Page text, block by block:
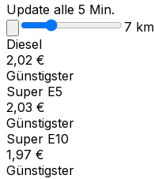
Update alle 5 Min.
7 km
Diesel
2,02 €
Günstigster
Super E5
2,03 €
Günstigster
Super E10
1,97 €
Günstigster